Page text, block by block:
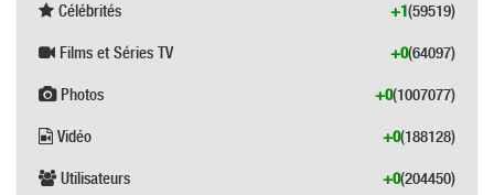
Célébrités (59519)
+1
Films et Séries TV (64097)
+0
Photos (1007077)
+0
Vidéo (188128)
+0
Utilisateurs (204450)
+0